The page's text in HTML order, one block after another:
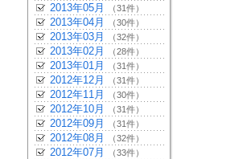
2013年05月 （31件）
2013年04月 （30件）
2013年03月 （32件）
2013年02月 （28件）
2013年01月 （31件）
2012年12月 （31件）
2012年11月 （30件）
2012年10月 （31件）
2012年09月 （31件）
2012年08月 （32件）
2012年07月 （33件）